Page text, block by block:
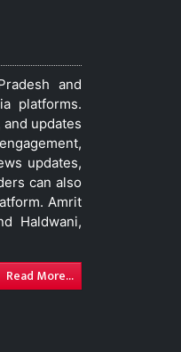
and
platforms.
updates
updates,
can also
Amrit
Haldwani,
Read More...